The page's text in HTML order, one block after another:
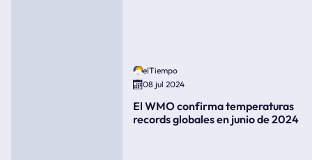
elTiempo
08 jul 2024
El WMO confirma temperaturas
records globales en junio de 2024